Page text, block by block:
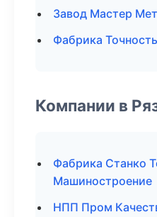
Завод Мастер
Фабрика
Компании в
Фабрика Станко
Машиностроение
НПП Пром